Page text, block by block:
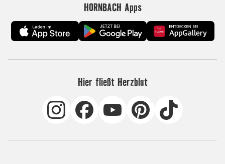
HORNBACH Apps
Hier fließt Herzblut